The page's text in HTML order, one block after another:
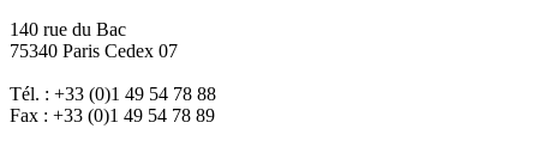
140 rue du Bac
75340 Paris Cedex 07
Tél. : +33 (0)1 49 54 78 88
Fax : +33 (0)1 49 54 78 89